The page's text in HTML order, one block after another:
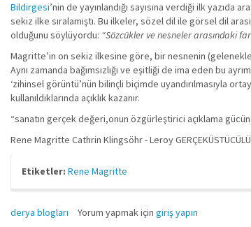
Bildirgesi’nin de yayınlandığı sayısına verdiği ilk
sekiz ilke sıralamıştı. Bu ilkeler, sözel dil ile görsel dil
olduğunu söylüyordu: “Sözcükler ve nesneler arasındaki
Magritte’in on sekiz ilkesine göre, bir nesnenin
Aynı zamanda bağımsızlığı ve eşitliği de ima eden bu
‘zihinsel görüntü’nün bilinçli biçimde uyandırılmasıyla
kullanıldıklarında açıklık kazanır.
“sanatın gerçek değeri,onun özgürleştirici açıklama
Rene Magritte Cathrin Klingsöhr - Leroy
Etiketler: Rene Magritte
derya blogları Yorum yapmak için giriş yapın